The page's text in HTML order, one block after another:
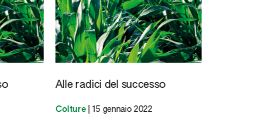
Alle radici del successo
Colture |15 gennaio 2022